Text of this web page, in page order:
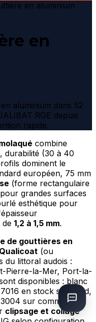
en aluminium
en
aluminium dans 52
RGE depuis
rapide.
combine
durabilité (30 à 40
dominent le
européen, 75 mm
(forme rectangulaire
grandes surfaces
esthétique pour
de 1,2 à 1,5 mm.
de gouttières en
Qualicoat (ou
du littoral audois :
Pierre-la-Mer, Port-la-
disponibles : blanc
en stock standard,
sur commande.
clipsage et collage